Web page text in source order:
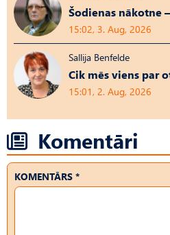
Šodienas nākotne
15:02, 3. Aug, 2026
Sallija Benfelde
Cik mēs viens par
15:01, 2. Aug, 2026
Komentāri
KOMENTĀRS *